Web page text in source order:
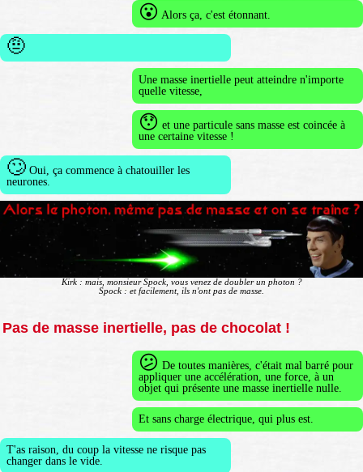
😮 Alors ça, c'est étonnant.
🤨
Une masse inertielle peut atteindre n'importe
quelle vitesse,
😯 et une particule sans masse est coincée à
une certaine vitesse !
🙄 Oui, ça commence à chatouiller les
neurones.
Kirk : mais, monsieur Spock, vous venez de doubler un photon ?
Spock : et facilement, ils n'ont pas de masse.
Pas de masse inertielle, pas de chocolat !
😕 De toutes manières, c'était mal barré pour
appliquer une accélération, une force, à un
objet qui présente une masse inertielle nulle.
Et sans charge électrique, qui plus est.
T'as raison, du coup la vitesse ne risque pas
changer dans le vide.